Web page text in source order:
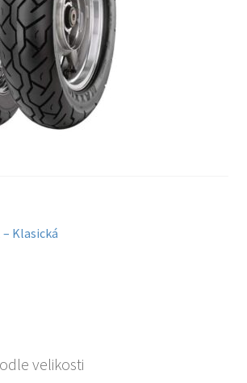
– Klasická
velikosti